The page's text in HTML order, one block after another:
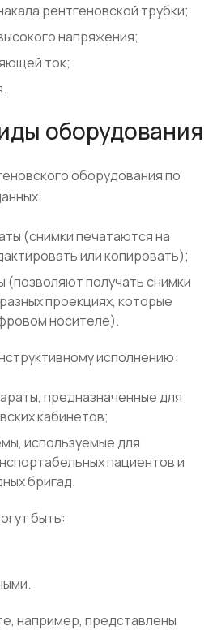
рентгеновской трубки;
напряжения;
ток;
оборудования
оборудования по
(снимки печатаются на
или копировать);
получать снимки
проекциях, которые
носителе).
исполнению:
предназначенные для
кабинетов;
используемые для
пациентов и
бригад.
быть:
например, представлены